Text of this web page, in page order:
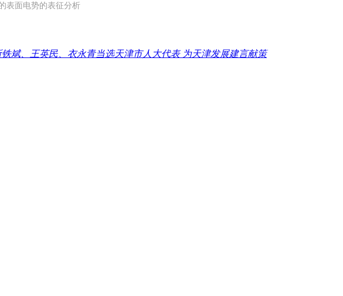
表面电势的表征分析
铁斌、王英民、衣永青当选天津市人大代表 为天津发展建言献策